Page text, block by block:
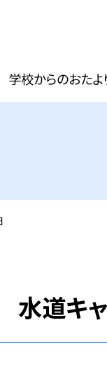
学校からのおたよ
道キ